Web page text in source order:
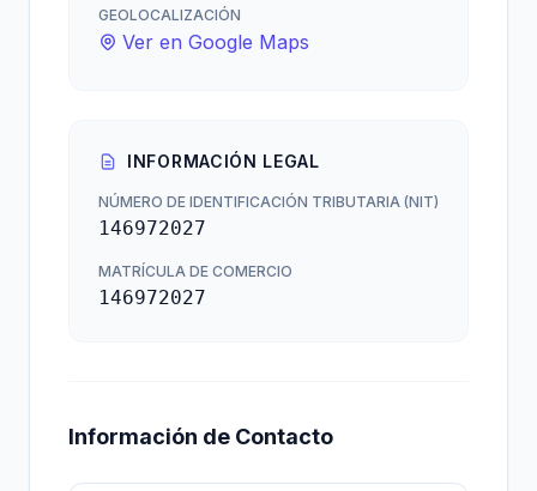
GEOLOCALIZACIÓN
Ver en Google Maps
INFORMACIÓN LEGAL
NÚMERO DE IDENTIFICACIÓN TRIBUTARIA (NIT)
146972027
MATRÍCULA DE COMERCIO
146972027
Información de Contacto